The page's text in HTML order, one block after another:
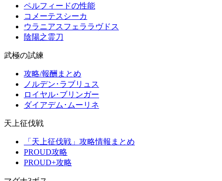
ペルフィードの性能
コメーテスシーカ
ウラニアスフェララヴドス
陰陽之霊刀
武極の試練
攻略/報酬まとめ
ノルデン･ラブリュス
ロイヤル･ブリンガー
ダイアデム･ムーリネ
天上征伐戦
「天上征伐戦」攻略情報まとめ
PROUD攻略
PROUD+攻略